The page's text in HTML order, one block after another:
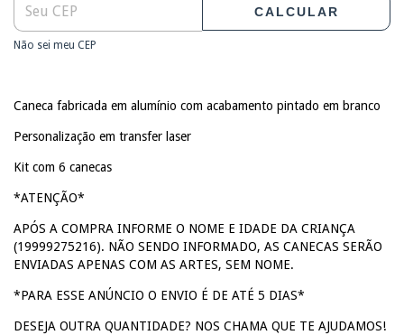
CALCULAR
Não sei meu CEP
Caneca fabricada em alumínio com acabamento pintado em branco
Personalização em transfer laser
Kit com 6 canecas
*ATENÇÃO*
APÓS A COMPRA INFORME O NOME E IDADE DA CRIANÇA
(19999275216). NÃO SENDO INFORMADO, AS CANECAS SERÃO
ENVIADAS APENAS COM AS ARTES, SEM NOME.
*PARA ESSE ANÚNCIO O ENVIO É DE ATÉ 5 DIAS*
DESEJA OUTRA QUANTIDADE? NOS CHAMA QUE TE AJUDAMOS!